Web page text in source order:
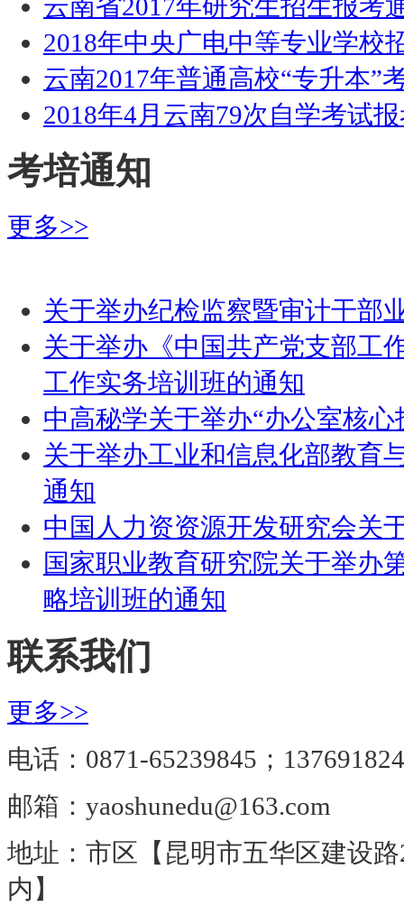
云南省2017年研究生招生报考
2018年中央广电中等专业学校
云南2017年普通高校“专升本”
2018年4月云南79次自学考试
考培通知
更多>>
关于举办纪检监察暨审计干部
关于举办《中国共产党支部工
工作实务培训班的通知
中高秘学关于举办“办公室核
关于举办工业和信息化部教育
通知
中国人力资资源开发研究会关
国家职业教育研究院关于举办
略培训班的通知
联系我们
更多>>
电话：0871-65239845；
邮箱：yaoshunedu@163.com
地址：市区【昆明市五华区建设
内】